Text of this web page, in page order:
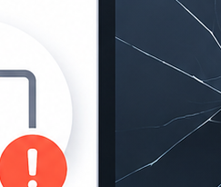
(А1534)